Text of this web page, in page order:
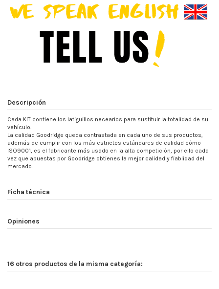
Descripción
Cada KIT contiene los latiguillos necearios para sustituir la totalidad de su
vehículo.
La calidad Goodridge queda contrastada en cada uno de sus productos,
además de cumplir con los más estrictos estándares de calidad cómo
ISO9001, es el fabricante más usado en la alta competición, por ello cada
vez que apuestas por Goodridge obtienes la mejor calidad y fiablidad del
mercado.
Ficha técnica
Opiniones
16 otros productos de la misma categoría: